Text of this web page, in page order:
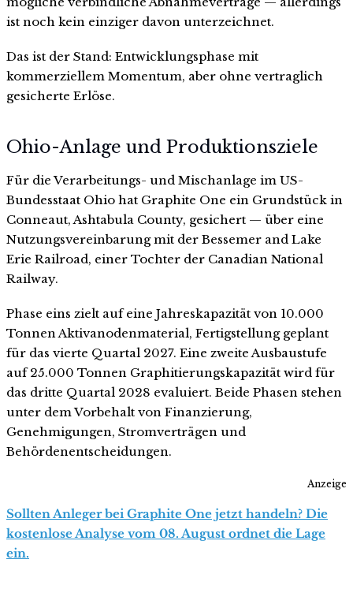
ist noch kein einziger davon unterzeichnet.
Das ist der Stand: Entwicklungsphase mit
kommerziellem Momentum, aber ohne vertraglich
gesicherte Erlöse.
Ohio-Anlage und Produktionsziele
Für die Verarbeitungs- und Mischanlage im US-
Bundesstaat Ohio hat Graphite One ein Grundstück in
Conneaut, Ashtabula County, gesichert — über eine
Nutzungsvereinbarung mit der Bessemer and Lake
Erie Railroad, einer Tochter der Canadian National
Railway.
Phase eins zielt auf eine Jahreskapazität von 10.000
Tonnen Aktivanodenmaterial, Fertigstellung geplant
für das vierte Quartal 2027. Eine zweite Ausbaustufe
auf 25.000 Tonnen Graphitierungskapazität wird für
das dritte Quartal 2028 evaluiert. Beide Phasen stehen
unter dem Vorbehalt von Finanzierung,
Genehmigungen, Stromverträgen und
Behördenentscheidungen.
Anzeige
Sollten Anleger bei Graphite One jetzt handeln? Die
kostenlose Analyse vom 08. August ordnet die Lage
ein.